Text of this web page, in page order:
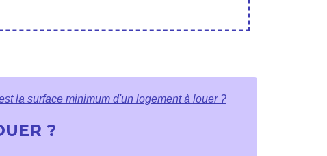
la surface minimum d'un logement à louer ?
?